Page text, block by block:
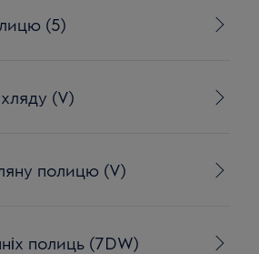
(5)
(V)
полицю (V)
полиць (7DW)